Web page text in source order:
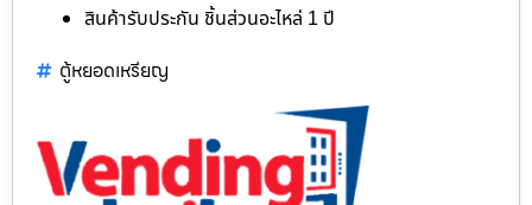
สินค้ารับประกัน ชิ้นส่วนอะไหล่ 1 ปี
ตู้หยอดเหรียญ